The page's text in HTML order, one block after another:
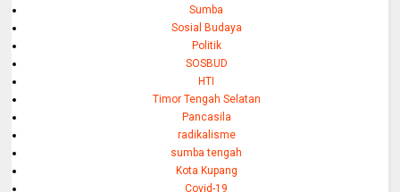
Sumba
Sosial Budaya
Politik
SOSBUD
HTI
Timor Tengah Selatan
Pancasila
radikalisme
sumba tengah
Kota Kupang
Covid-19